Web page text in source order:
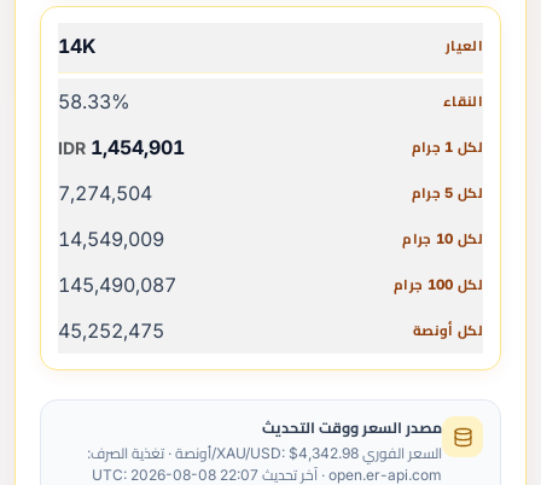
14K
58.33%
1,454,901
IDR
7,274,504
14,549,009
145,490,087
45,252,475
مصدر السعر ووقت التحديث
السعر الفوري XAU/USD: $4,342.98/أونصة · تغذية الصرف:
open.er-api.com · آخر تحديث UTC: 2026-08-08 22:07